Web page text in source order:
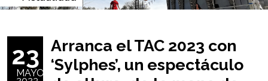
23
MAYO
Arranca el TAC 2023 con
‘Sylphes’, un espectáculo